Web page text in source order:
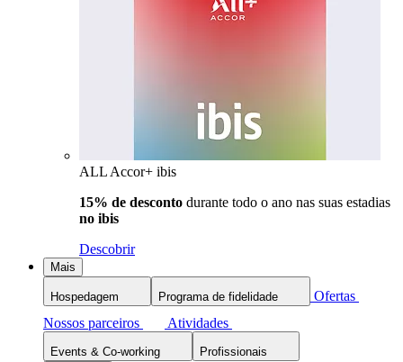
ALL Accor+ ibis
15% de desconto durante todo o ano nas suas estadias
no ibis
Descobrir
Mais
Hospedagem Programa de fidelidade
Ofertas
Nossos parceiros
Atividades
Events & Co-working Profissionais